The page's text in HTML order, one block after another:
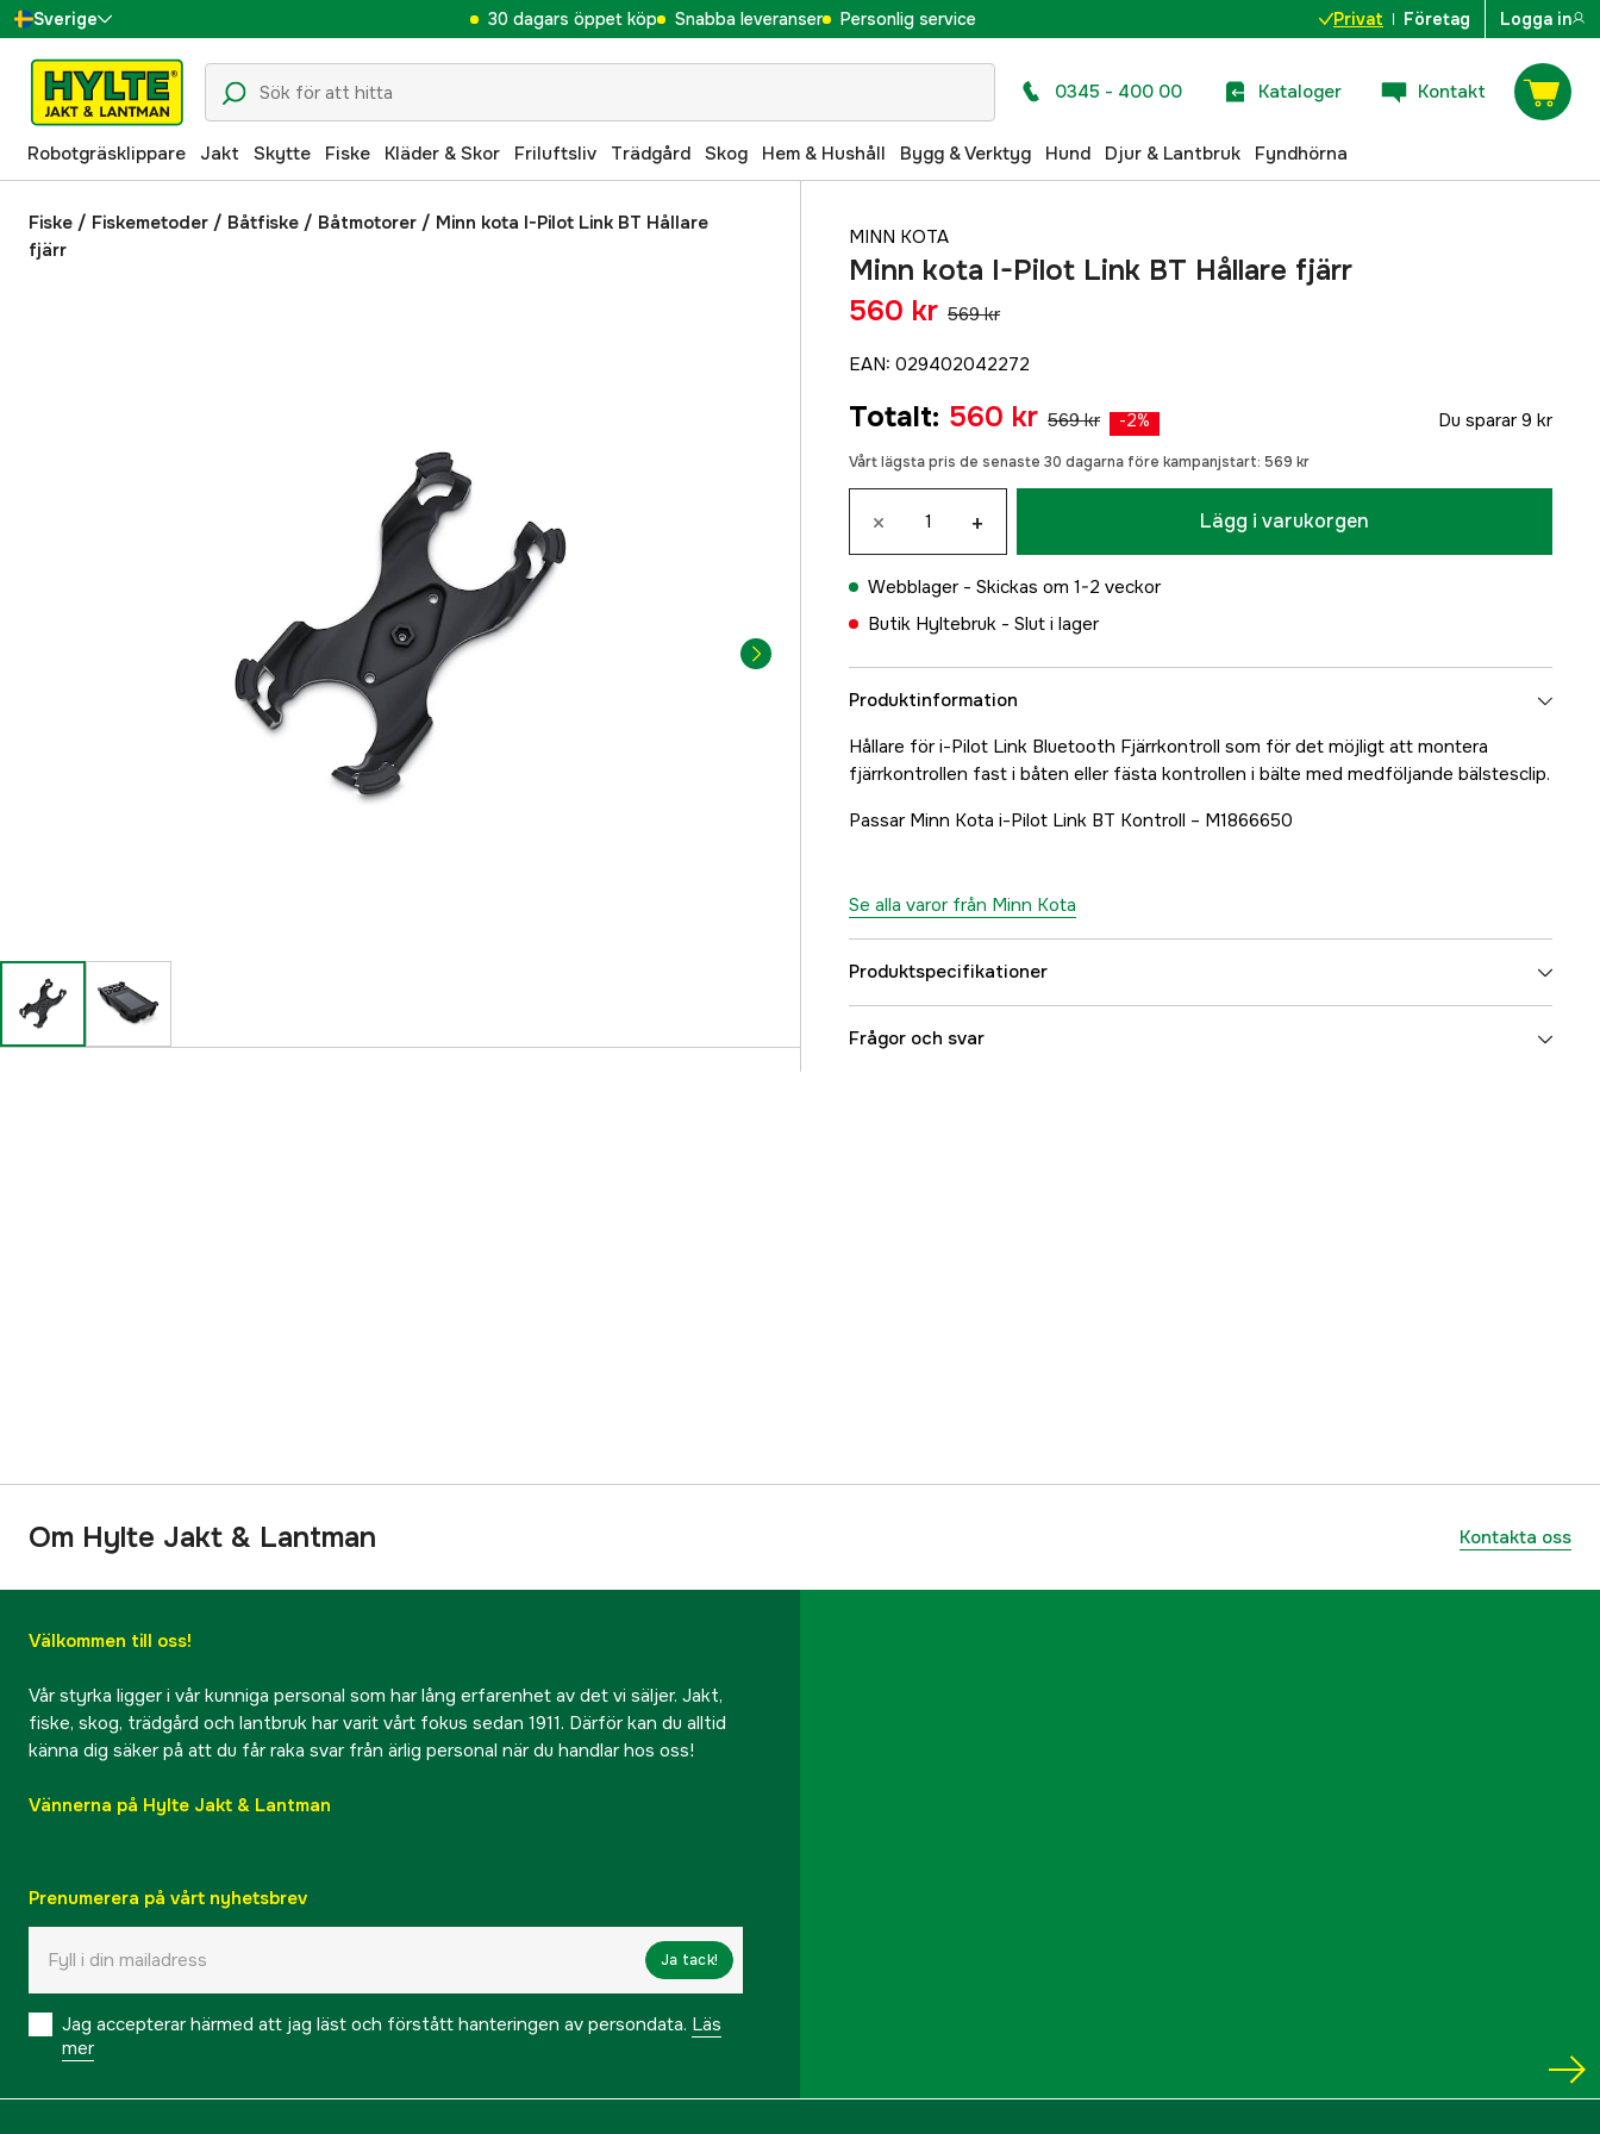
Sverige
Danmark
Suomi
Norge
Deutschland
30 dagars öppet köp Snabba leveranser Personlig service Privat Företag Logga in
0345 - 400 00 Kataloger Kontakt
Robotgräsklippare Jakt Skytte Fiske Kläder & Skor Friluftsliv Trädgård Skog Hem & Hushåll Bygg & Verktyg Hund Djur & Lantbruk Fyndhörna
Fiske / Fiskemetoder / Båtfiske / Båtmotorer / Minn kota I-Pilot Link BT Hållare
fjärr
MINN KOTA
Minn kota I-Pilot Link BT Hållare fjärr
560 kr 569 kr
EAN: 029402042272
Totalt: 560 kr 569 kr -2% Du sparar 9 kr
Vårt lägsta pris de senaste 30 dagarna före kampanjstart: 569 kr
× + Lägg i varukorgen
Webblager - Skickas om 1-2 veckor
Butik Hyltebruk - Slut i lager
Produktinformation
Hållare för i-Pilot Link Bluetooth Fjärrkontroll som för det möjligt att montera
fjärrkontrollen fast i båten eller fästa kontrollen i bälte med medföljande bälstesclip.
Passar Minn Kota i-Pilot Link BT Kontroll – M1866650
Se alla varor från Minn Kota
Produktspecifikationer
Referensnummer
Frågor och svar
Om Hylte Jakt & Lantman Kontakta oss
Välkommen till oss!
Vår styrka ligger i vår kunniga personal som har lång erfarenhet av det vi säljer. Jakt,
fiske, skog, trädgård och lantbruk har varit vårt fokus sedan 1911. Därför kan du alltid
känna dig säker på att du får raka svar från ärlig personal när du handlar hos oss!
Vännerna på Hylte Jakt & Lantman
Prenumerera på vårt nyhetsbrev
Ja tack!
Jag accepterar härmed att jag läst och förstått hanteringen av persondata. Läs
mer